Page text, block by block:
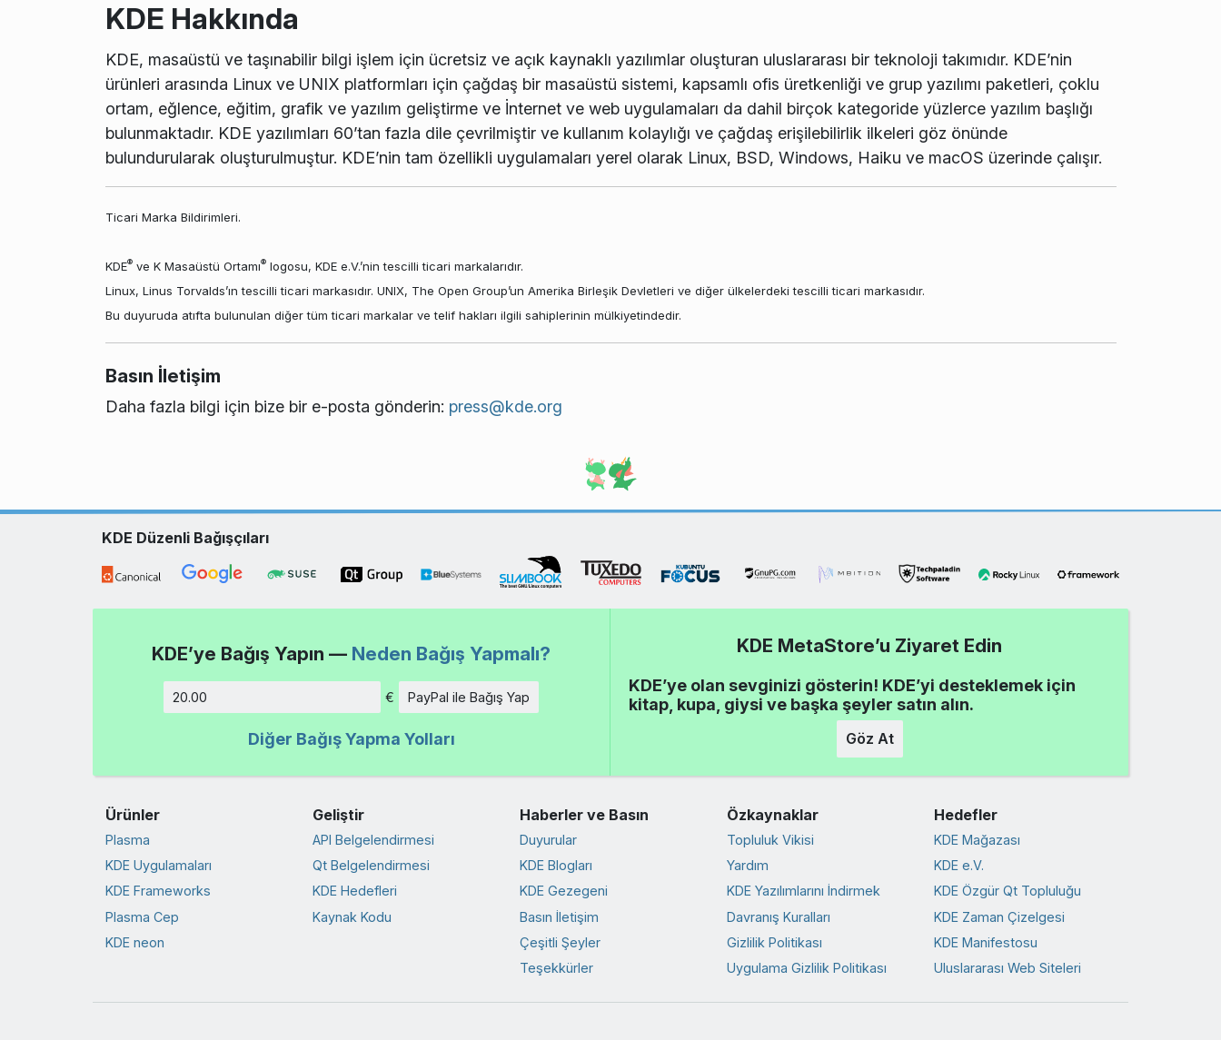
KDE Hakkında
KDE, masaüstü ve taşınabilir bilgi işlem için ücretsiz ve açık kaynaklı yazılımlar oluşturan uluslararası bir teknoloji takımıdır. KDE’nin
ürünleri arasında Linux ve UNIX platformları için çağdaş bir masaüstü sistemi, kapsamlı ofis üretkenliği ve grup yazılımı paketleri, çoklu
ortam, eğlence, eğitim, grafik ve yazılım geliştirme ve İnternet ve web uygulamaları da dahil birçok kategoride yüzlerce yazılım başlığı
bulunmaktadır. KDE yazılımları 60’tan fazla dile çevrilmiştir ve kullanım kolaylığı ve çağdaş erişilebilirlik ilkeleri göz önünde
bulundurularak oluşturulmuştur. KDE’nin tam özellikli uygulamaları yerel olarak Linux, BSD, Windows, Haiku ve macOS üzerinde çalışır.
Ticari Marka Bildirimleri.
KDE®ve K Masaüstü Ortamı®logosu, KDE e.V.’nin tescilli ticari markalarıdır.
Linux, Linus Torvalds’ın tescilli ticari markasıdır. UNIX, The Open Group’un Amerika Birleşik Devletleri ve diğer ülkelerdeki tescilli ticari markasıdır.
Bu duyuruda atıfta bulunulan diğer tüm ticari markalar ve telif hakları ilgili sahiplerinin mülkiyetindedir.
Basın İletişim
Daha fazla bilgi için bize bir e-posta gönderin: press@kde.org
KDE Düzenli Bağışçıları
KDE’ye Bağış Yapın — Neden Bağış Yapmalı?
€ PayPal ile Bağış Yap
Diğer Bağış Yapma Yolları
KDE MetaStore’u Ziyaret Edin
KDE’ye olan sevginizi gösterin! KDE’yi desteklemek için
kitap, kupa, giysi ve başka şeyler satın alın.
Göz At
Ürünler
Plasma
KDE Uygulamaları
KDE Frameworks
Plasma Cep
KDE neon
Geliştir
API Belgelendirmesi
Qt Belgelendirmesi
KDE Hedefleri
Kaynak Kodu
Haberler ve Basın
Duyurular
KDE Blogları
KDE Gezegeni
Basın İletişim
Çeşitli Şeyler
Teşekkürler
Özkaynaklar
Topluluk Vikisi
Yardım
KDE Yazılımlarını İndirmek
Davranış Kuralları
Gizlilik Politikası
Uygulama Gizlilik Politikası
Hedefler
KDE Mağazası
KDE e.V.
KDE Özgür Qt Topluluğu
KDE Zaman Çizelgesi
KDE Manifestosu
Uluslararası Web Siteleri